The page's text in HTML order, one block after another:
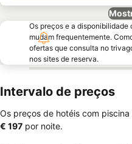
Os preços e a disponibilidade
mudam frequentemente.
ofertas que consulta no
nos sites de reserva.
Intervalo de preços
Os preços de hotéis com
‎€ 197 por noite.